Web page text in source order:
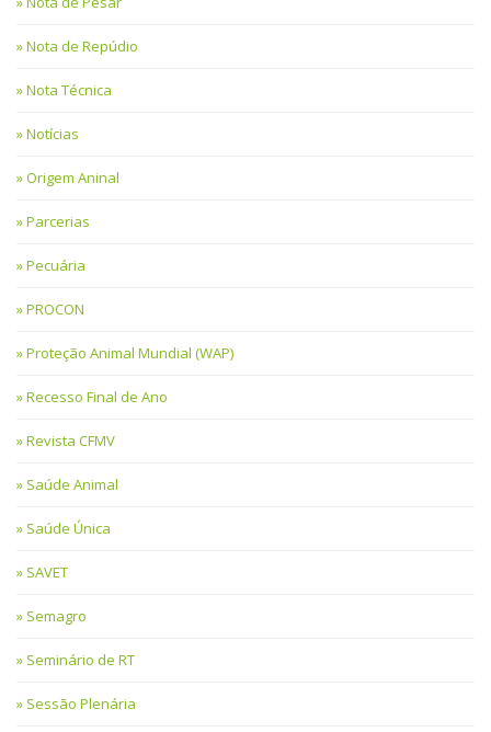
Nota de Repúdio
Nota Técnica
Notícias
Origem Aninal
Parcerias
Pecuária
PROCON
Proteção Animal Mundial (WAP)
Recesso Final de Ano
Revista CFMV
Saúde Animal
Saúde Única
SAVET
Semagro
Seminário de RT
Sessão Plenária